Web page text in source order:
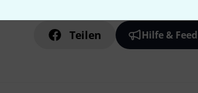
Teilen Hilfe &